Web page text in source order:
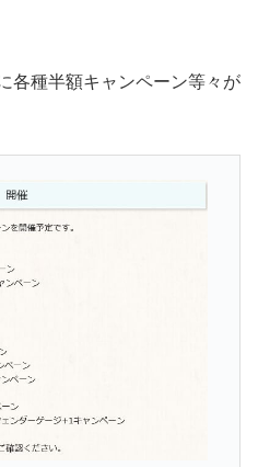
各種半額キャンペーン等々が